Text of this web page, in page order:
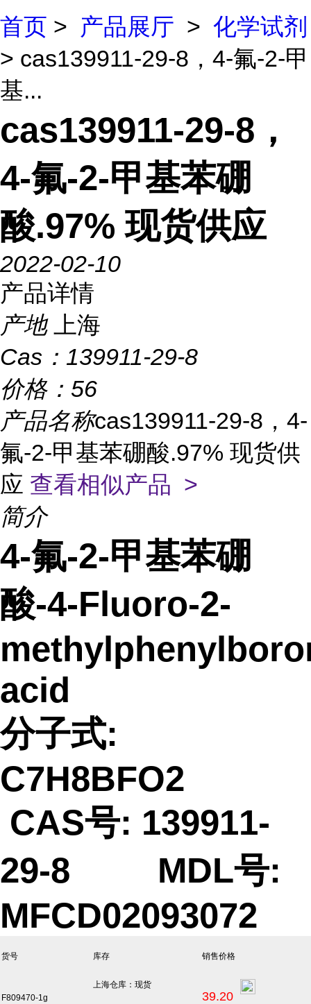
首页 > 产品展厅 > 化学试剂
> cas139911-29-8，4-氟-2-甲
基...
cas139911-29-8，
4-氟-2-甲基苯硼
酸.97% 现货供应
2022-02-10
产品详情
产地
上海
Cas： 139911-29-8
价格： 56
产品名称cas139911-29-8，4-
氟-2-甲基苯硼酸.97% 现货供
应 查看相似产品 >
简介
4-氟-2-甲基苯硼
酸-4-Fluoro-2-
acid
分子式:
C7H8BFO2
CAS号: 139911-
29-8 MDL号:
MFCD02093072
货号 库存 销售价格
F809470-1g
上海仓库：现货
39.20